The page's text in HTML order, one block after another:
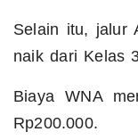
Selain itu, jalur
naik dari Kelas
Biaya WNA
Rp200.000.